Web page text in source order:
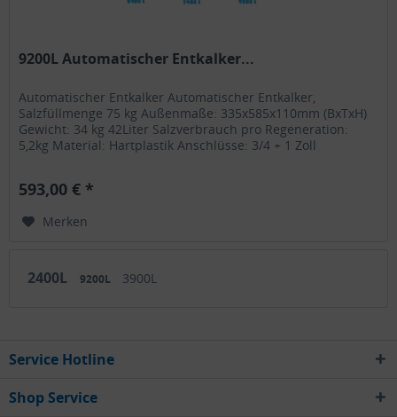
9200L Automatischer Entkalker...
Automatischer Entkalker Automatischer Entkalker,
Salzfüllmenge 75 kg Außenmaße: 335x585x110mm (BxTxH)
Gewicht: 34 kg 42Liter Salzverbrauch pro Regeneration:
5,2kg Material: Hartplastik Anschlüsse: 3/4 + 1 Zoll
593,00 € *
Merken
2400L 9200L 3900L
Service Hotline
Shop Service